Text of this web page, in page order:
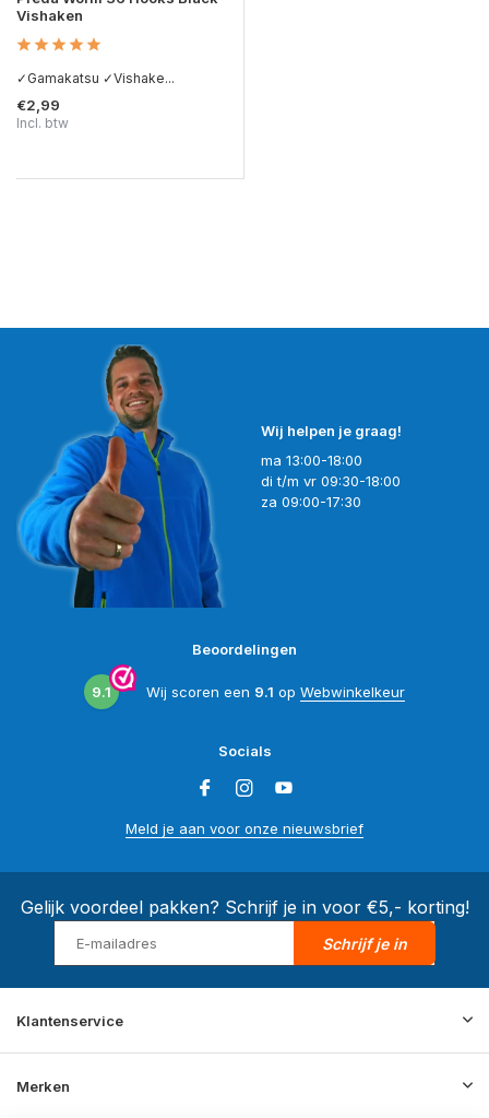
Vishaken
✓Gamakatsu ✓Vishake...
€2,99
Incl. btw
Wij helpen je graag!
ma 13:00-18:00
di t/m vr 09:30-18:00
za 09:00-17:30
Beoordelingen
9.1 Wij scoren een 9.1 op Webwinkelkeur
Socials
Meld je aan voor onze nieuwsbrief
Gelijk voordeel pakken? Schrijf je in voor €5,- korting!
Schrijf je in
Klantenservice
Merken